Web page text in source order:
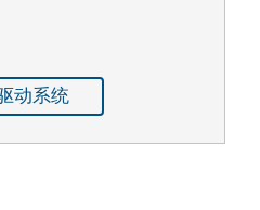
动系统